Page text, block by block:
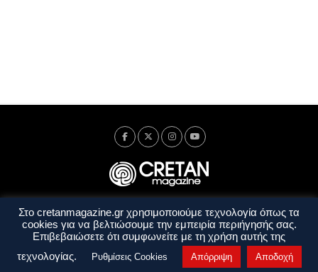
Ταυτότητα Πολιτική Απορρήτου
Όροι Χρήσης
Όροι και Προϋποθέσεις
Στο cretanmagazine.gr χρησιμοποιούμε τεχνολογία όπως τα
cookies για να βελτιώσουμε την εμπειρία περιήγησής σας.
Επιβεβαιώσετε ότι συμφωνείτε με τη χρήση αυτής της
τεχνολογίας.
Ρυθμίσεις Cookies Απόρριψη Αποδοχή